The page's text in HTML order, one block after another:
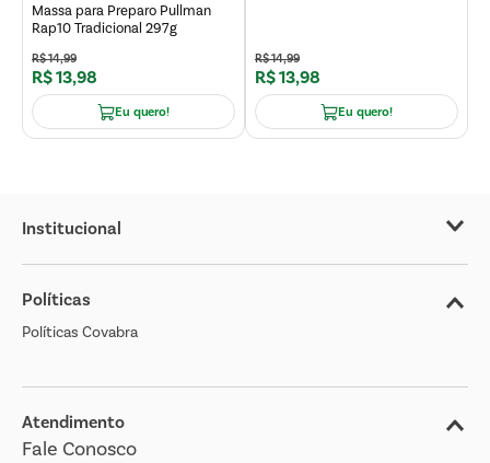
Massa para Preparo Pullman
Rap10 Tradicional 297g
R$14,99
R$13,98
Eu quero!
R$14,99
R$13,98
Eu quero!
Institucional
Sobre o Covabra
Nossas Lojas
Cliente Bem Estar
Jornal de Ofertas
Transparência Salarial
Políticas
Políticas Covabra
Atendimento
Fale Conosco